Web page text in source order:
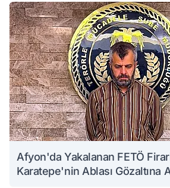
Afyon'da Yakalanan FETÖ
Karatepe'nin Ablası Gözaltına